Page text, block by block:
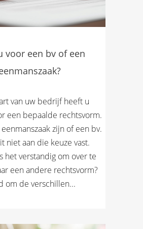
voor een bv of een
van uw bedrijf heeft u
een bepaalde rechtsvorm.
zijn of een bv.
niet aan die keuze vast.
het verstandig om over te
een andere rechtsvorm?
om de verschillen...